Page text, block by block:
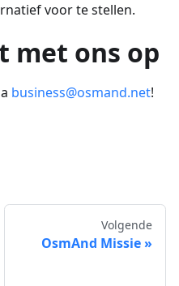
voor te stellen.
met ons op
business@osmand.net!
Volgende
OsmAnd Missie